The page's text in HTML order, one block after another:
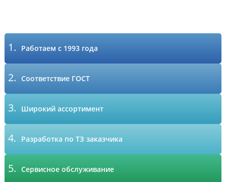
1. Работаем с 1993 года
2. Соответствие ГОСТ
3. Широкий ассортимент
4. Разработка по ТЗ заказчика
5. Сервисное обслуживание